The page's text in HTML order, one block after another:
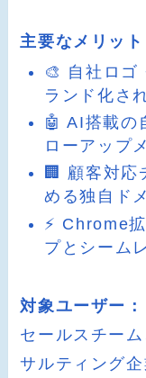
主要なメリット
🎨 自社ロゴ
ランド化さ
🤖 AI搭載の
ローアップ
🏢 顧客対応
める独自ド
⚡ Chrome
プとシーム
対象ユーザー：
セールスチー
サルティング